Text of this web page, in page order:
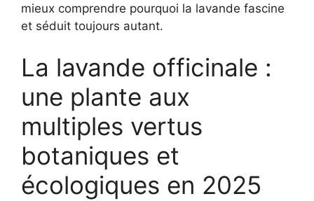
mieux comprendre pourquoi la lavande fascine
et séduit toujours autant.
La lavande officinale :
une plante aux
multiples vertus
botaniques et
écologiques en 2025